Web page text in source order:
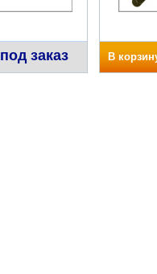
под заказ В